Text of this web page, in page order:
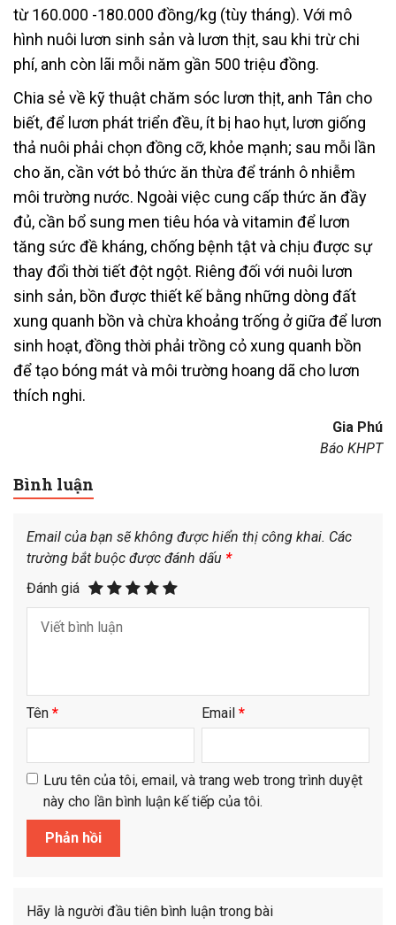
từ 160.000 -180.000 đồng/kg (tùy tháng). Với mô
hình nuôi lươn sinh sản và lươn thịt, sau khi trừ chi
phí, anh còn lãi mỗi năm gần 500 triệu đồng.
Chia sẻ về kỹ thuật chăm sóc lươn thịt, anh Tân cho
biết, để lươn phát triển đều, ít bị hao hụt, lươn giống
thả nuôi phải chọn đồng cỡ, khỏe mạnh; sau mỗi lần
cho ăn, cần vớt bỏ thức ăn thừa để tránh ô nhiễm
môi trường nước. Ngoài việc cung cấp thức ăn đầy
đủ, cần bổ sung men tiêu hóa và vitamin để lươn
tăng sức đề kháng, chống bệnh tật và chịu được sự
thay đổi thời tiết đột ngột. Riêng đối với nuôi lươn
sinh sản, bồn được thiết kế bằng những dòng đất
xung quanh bồn và chừa khoảng trống ở giữa để lươn
sinh hoạt, đồng thời phải trồng cỏ xung quanh bồn
để tạo bóng mát và môi trường hoang dã cho lươn
thích nghi.
Gia Phú
Báo KHPT
Bình luận
Email của bạn sẽ không được hiển thị công khai. Các
trường bắt buộc được đánh dấu *
Đánh giá
Tên * Email *
Lưu tên của tôi, email, và trang web trong trình duyệt
này cho lần bình luận kế tiếp của tôi.
Hãy là người đầu tiên bình luận trong bài